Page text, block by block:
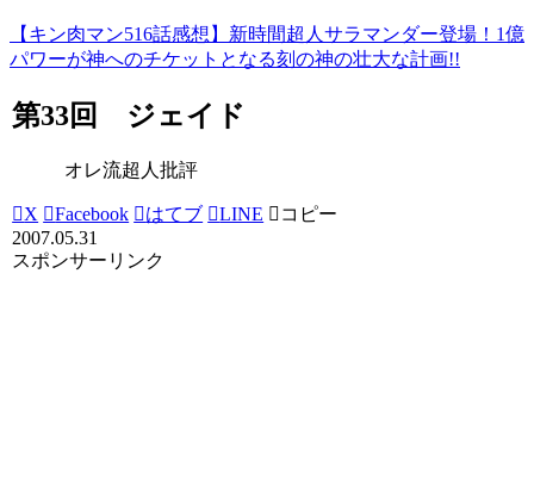
【キン肉マン516話感想】新時間超人サラマンダー登場！1億
パワーが神へのチケットとなる刻の神の壮大な計画!!
第33回 ジェイド
オレ流超人批評
X Facebook はてブ LINE
コピー
2007.05.31
スポンサーリンク